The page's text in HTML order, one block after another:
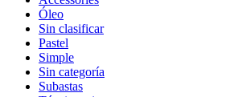
Óleo
Sin clasificar
Pastel
Simple
Sin categoría
Subastas